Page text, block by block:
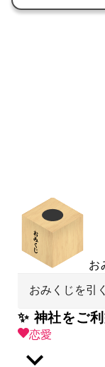
お
おみくじを引く
✨ 神社をご
恋愛